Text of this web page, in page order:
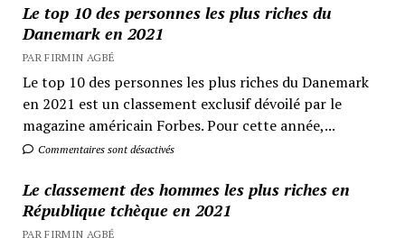
Le top 10 des personnes les plus riches du
Danemark en 2021
PAR FIRMIN AGBÉ
Le top 10 des personnes les plus riches du Danemark
en 2021 est un classement exclusif dévoilé par le
magazine américain Forbes. Pour cette année,...
Commentaires sont désactivés
Le classement des hommes les plus riches en
République tchèque en 2021
PAR FIRMIN AGBÉ